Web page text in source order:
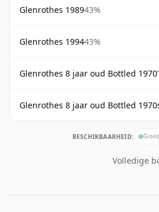
Glenrothes 198943%
Glenrothes 199443%
Glenrothes 8 jaar oud Bottled 1970's
Glenrothes 8 jaar oud Bottled
BESCHIKBAARHEID: Goed
Volledige